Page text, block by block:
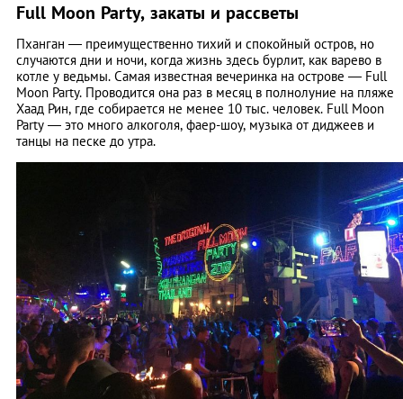
Full Moon Party, закаты и рассветы
Пханган — преимущественно тихий и спокойный остров, но
случаются дни и ночи, когда жизнь здесь бурлит, как варево в
котле у ведьмы. Самая известная вечеринка на острове — Full
Moon Party. Проводится она раз в месяц в полнолуние на пляже
Хаад Рин, где собирается не менее 10 тыс. человек. Full Moon
Party — это много алкоголя, фаер-шоу, музыка от диджеев и
танцы на песке до утра.